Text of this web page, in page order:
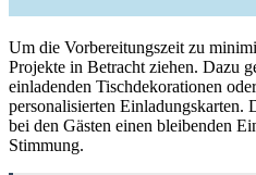
Um die Vorbereitungszeit zu
Projekte in Betracht ziehen. Dazu
einladenden Tischdekorationen
personalisierten Einladungskarten.
bei den Gästen einen bleibenden
Stimmung.